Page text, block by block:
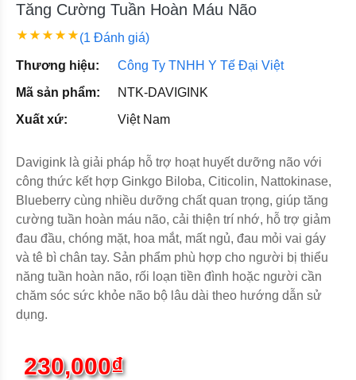
Tăng Cường Tuần Hoàn Máu Não
(1 Đánh giá)
Thương hiệu:
Công Ty TNHH Y Tế Đại Việt
Mã sản phẩm:
NTK-DAVIGINK
Xuất xứ:
Việt Nam
Davigink là giải pháp hỗ trợ hoạt huyết dưỡng não với
công thức kết hợp Ginkgo Biloba, Citicolin, Nattokinase,
Blueberry cùng nhiều dưỡng chất quan trọng, giúp tăng
cường tuần hoàn máu não, cải thiện trí nhớ, hỗ trợ giảm
đau đầu, chóng mặt, hoa mắt, mất ngủ, đau mỏi vai gáy
và tê bì chân tay. Sản phẩm phù hợp cho người bị thiểu
năng tuần hoàn não, rối loạn tiền đình hoặc người cần
chăm sóc sức khỏe não bộ lâu dài theo hướng dẫn sử
dụng.
230,000₫